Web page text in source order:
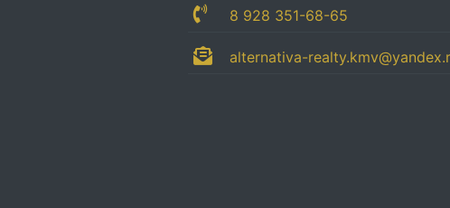
8 928 351-68-65
alternativa-